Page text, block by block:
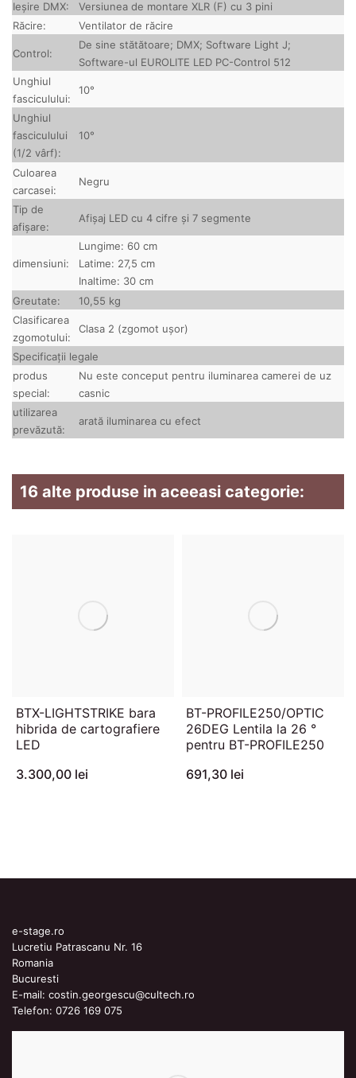
Ieșire DMX:
Versiunea de montare XLR (F) cu 3 pini
Răcire:
Ventilator de răcire
Control:
De sine stătătoare; DMX; Software Light J;
Software-ul EUROLITE LED PC-Control 512
Unghiul
fasciculului:
10°
Unghiul
fasciculului
(1/2 vârf):
10°
Culoarea
carcasei:
Negru
Tip de
afișare:
Afișaj LED cu 4 cifre și 7 segmente
dimensiuni:
Lungime: 60 cm
Latime: 27,5 cm
Inaltime: 30 cm
Greutate:
10,55 kg
Clasificarea
zgomotului:
Clasa 2 (zgomot ușor)
Specificații legale
produs
special:
Nu este conceput pentru iluminarea camerei de uz
casnic
utilizarea
prevăzută:
arată iluminarea cu efect
16 alte produse in aceeasi categorie:
BTX-LIGHTSTRIKE bara
hibrida de cartografiere
LED
3.300,00 lei
BT-PROFILE250/OPTIC
26DEG Lentila la 26 °
pentru BT-PROFILE250
691,30 lei
e-stage.ro
Lucretiu Patrascanu Nr. 16
Romania
Bucuresti
E-mail: costin.georgescu@cultech.ro
Telefon: 0726 169 075